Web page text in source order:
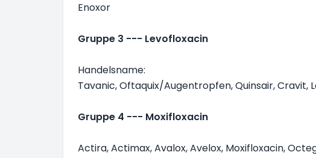
Enoxor
Gruppe 3 --- Levofloxacin
Handelsname:
Tavanic, Oftaquix/Augentropfen, Quinsair, Cravit,
Gruppe 4 --- Moxifloxacin
Actira, Actimax, Avalox, Avelox, Moxifloxacin,